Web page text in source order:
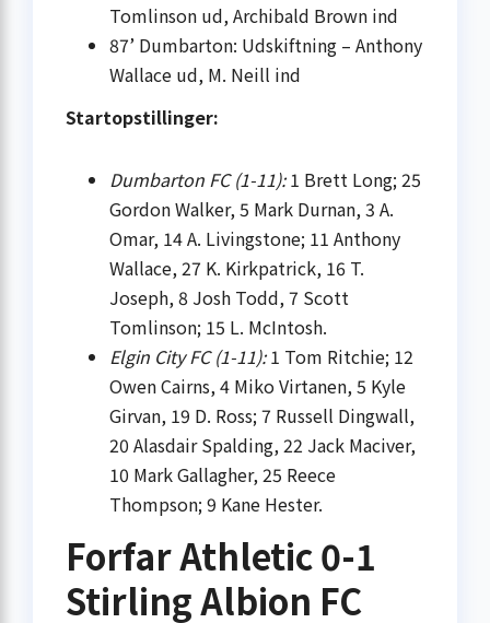
Tomlinson ud, Archibald Brown ind
87’ Dumbarton: Udskiftning – Anthony
Wallace ud, M. Neill ind
Startopstillinger:
Dumbarton FC (1-11):1 Brett Long; 25
Gordon Walker, 5 Mark Durnan, 3 A.
Omar, 14 A. Livingstone; 11 Anthony
Wallace, 27 K. Kirkpatrick, 16 T.
Joseph, 8 Josh Todd, 7 Scott
Tomlinson; 15 L. McIntosh.
Elgin City FC (1-11):1 Tom Ritchie; 12
Owen Cairns, 4 Miko Virtanen, 5 Kyle
Girvan, 19 D. Ross; 7 Russell Dingwall,
20 Alasdair Spalding, 22 Jack Maciver,
10 Mark Gallagher, 25 Reece
Thompson; 9 Kane Hester.
Forfar Athletic 0-1
Stirling Albion FC